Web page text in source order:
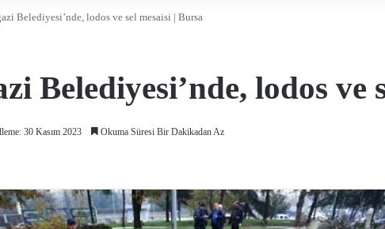
Belediyesi’nde, lodos ve sel mesaisi | Bursa
Belediyesi’nde, lodos ve
30 Kasım 2023 Okuma Süresi Bir Dakikadan Az